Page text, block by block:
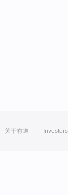
关于有道 Investors